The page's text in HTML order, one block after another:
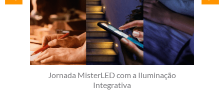
Jornada MisterLED com a Iluminação
Integrativa